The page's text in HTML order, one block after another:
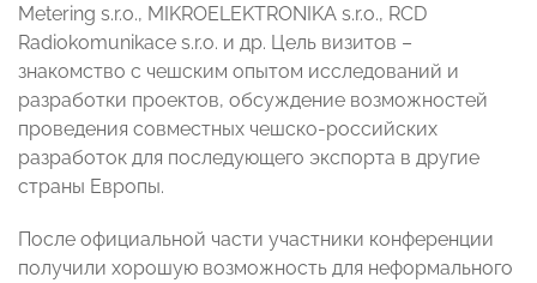
Metering s.r.o., MIKROELEKTRONIKA s.r.o., RCD
Radiokomunikace s.r.o. и др. Цель визитов –
знакомство с чешским опытом исследований и
разработки проектов, обсуждение возможностей
проведения совместных чешско-российских
разработок для последующего экспорта в другие
страны Европы.
После официальной части участники конференции
получили хорошую возможность для неформального